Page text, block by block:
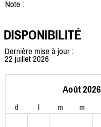
Note :
DISPONIBILITÉ
Dernière mise à jour :
22 juillet 2026
Août 2026
d l m m